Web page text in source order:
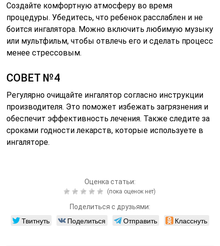
Создайте комфортную атмосферу во время
процедуры. Убедитесь, что ребенок расслаблен и не
боится ингалятора. Можно включить любимую музыку
или мультфильм, чтобы отвлечь его и сделать процесс
менее стрессовым.
СОВЕТ №4
Регулярно очищайте ингалятор согласно инструкции
производителя. Это поможет избежать загрязнения и
обеспечит эффективность лечения. Также следите за
сроками годности лекарств, которые используете в
ингаляторе.
Оценка статьи:
(пока оценок нет)
Поделиться с друзьями:
Твитнуть Поделиться Отправить Класснуть